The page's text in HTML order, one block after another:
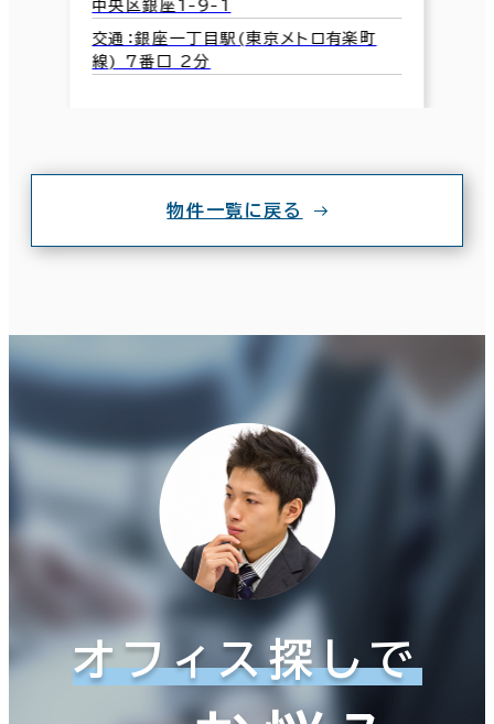
中央区銀座1-9-1
交通：銀座一丁目駅(東京メトロ有楽町
線) 7番口 2分
物件一覧に戻る
オフィス探しで